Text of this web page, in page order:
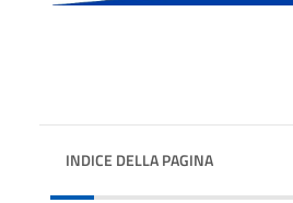
INDICE DELLA PAGINA